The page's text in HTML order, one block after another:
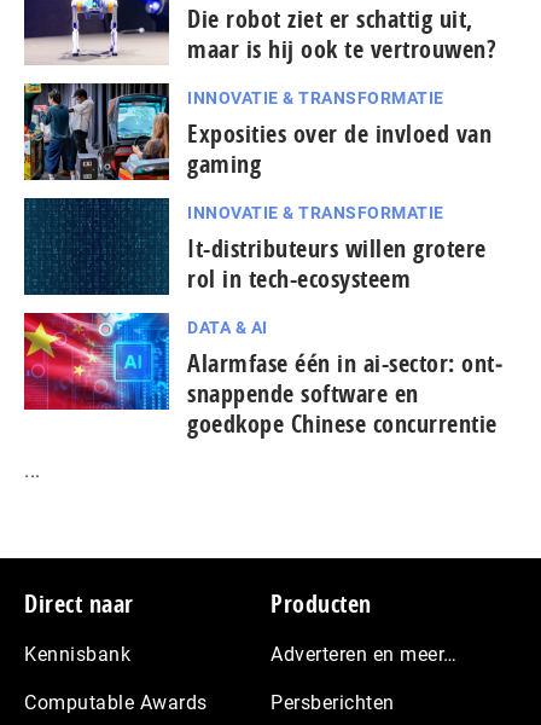
Die robot ziet er schattig uit,
maar is hij ook te vertrouwen?
INNOVATIE & TRANSFORMATIE
Exposities over de invloed van
gaming
INNOVATIE & TRANSFORMATIE
It-dis­tri­bu­teurs willen grotere
rol in tech-ecosysteem
DATA & AI
Alarmfase één in ai-sector: ont­
snap­pen­de software en
goedkope Chinese con­cur­ren­tie
...
Footer
Direct naar
Kennisbank
Computable Awards
Producten
Adverteren en meer…
Persberichten